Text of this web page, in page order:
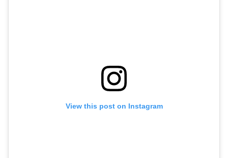
View this post on Instagram